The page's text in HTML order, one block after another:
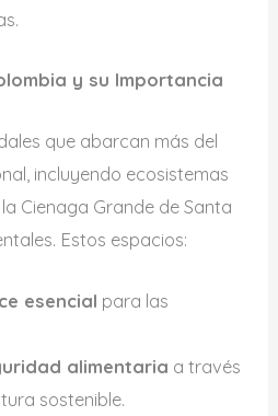
y su Importancia
que abarcan más del
incluyendo ecosistemas
Cienaga Grande de Santa
Estos espacios:
esencial para las
alimentaria a través
sostenible.